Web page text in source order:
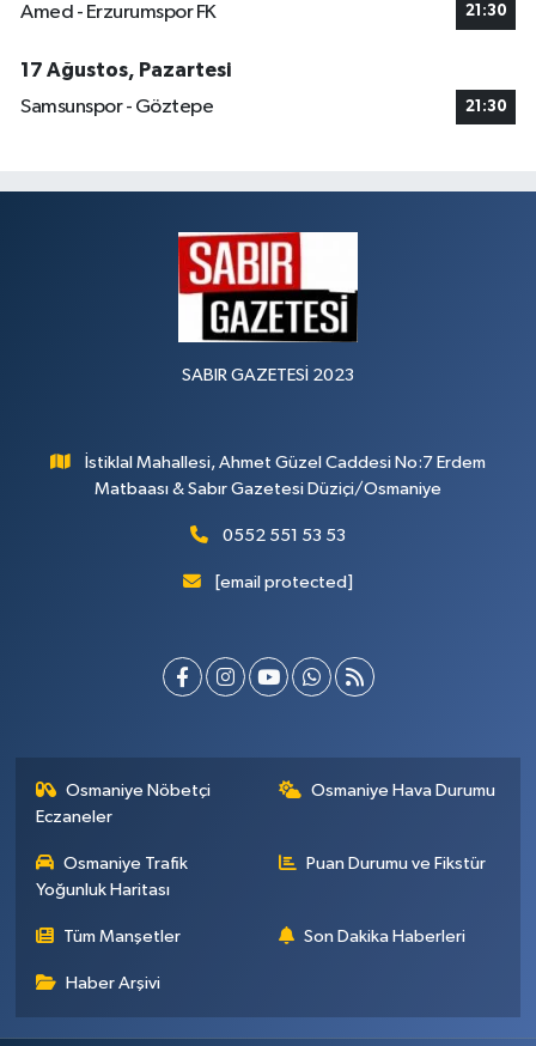
Amed - Erzurumspor FK 21:30
17 Ağustos, Pazartesi
Samsunspor - Göztepe
21:30
SABIR GAZETESİ 2023
İstiklal Mahallesi, Ahmet Güzel Caddesi No:7 Erdem
Matbaası & Sabır Gazetesi Düziçi/Osmaniye
0552 551 53 53
[email protected]
Osmaniye Nöbetçi
Eczaneler
Osmaniye Hava Durumu
Osmaniye Trafik
Yoğunluk Haritası
Puan Durumu ve Fikstür
Tüm Manşetler Son Dakika Haberleri
Haber Arşivi